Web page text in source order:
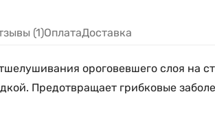
(1)ОплатаДоставка
ороговевшего слоя на
Предотвращает грибковые